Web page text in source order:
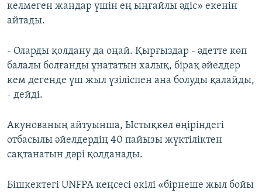
келмеген жандар үшін ең ыңғайлы әдіс» екенін
айтады.
- Оларды қолдану да оңай. Қырғыздар - әдетте көп
балалы болғанды ұнататын халық, бірақ әйелдер
кем дегенде үш жыл үзіліспен ана болуды қалайды,
- дейді.
Акунованың айтуынша, Ыстықкөл өңіріндегі
отбасылы әйелдердің 40 пайызы жүктіліктен
сақтанатын дәрі қолданады.
Бішкектегі UNFPA кеңсесі өкілі «бірнеше жыл бойы